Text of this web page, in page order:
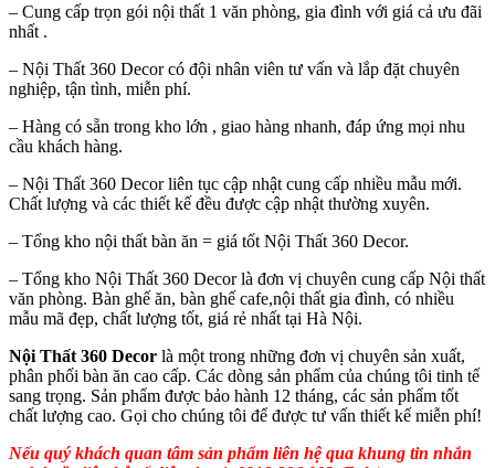
– Cung cấp trọn gói nội thất 1 văn phòng, gia đình với giá cả ưu đãi
nhất .
– Nội Thất 360 Decor có đội nhân viên tư vấn và lắp đặt chuyên
nghiệp, tận tình, miễn phí.
– Hàng có sẵn trong kho lớn , giao hàng nhanh, đáp ứng mọi nhu
cầu khách hàng.
– Nội Thất 360 Decor liên tục cập nhật cung cấp nhiều mẫu mới.
Chất lượng và các thiết kế đều được cập nhật thường xuyên.
– Tổng kho nội thất bàn ăn = giá tốt Nội Thất 360 Decor.
– Tổng kho Nội Thất 360 Decor là đơn vị chuyên cung cấp Nội thất
văn phòng. Bàn ghế ăn, bàn ghế cafe,nội thất gia đình, có nhiều
mẫu mã đẹp, chất lượng tốt, giá rẻ nhất tại Hà Nội.
Nội Thất 360 Decor là một trong những đơn vị chuyên sản xuất,
phân phối bàn ăn cao cấp. Các dòng sản phẩm của chúng tôi tinh tế
sang trọng. Sản phẩm được bảo hành 12 tháng, các sản phẩm tốt
chất lượng cao. Gọi cho chúng tôi để được tư vấn thiết kế miễn phí!
Nếu quý khách quan tâm sản phẩm liên hệ qua khung tin nhắn